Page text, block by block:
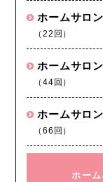
ホームサロ
（22回）
ホームサロ
（44回）
ホームサロ
（66回）
ホー